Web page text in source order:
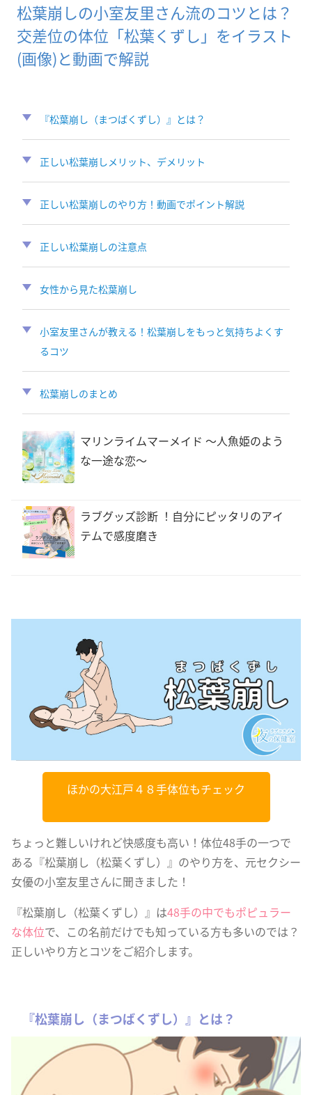
松葉崩しの小室友里さん流のコツとは？
交差位の体位「松葉くずし」をイラスト
(画像)と動画で解説
『松葉崩し（まつばくずし）』とは？
正しい松葉崩しメリット、デメリット
正しい松葉崩しのやり方！動画でポイント解説
正しい松葉崩しの注意点
女性から見た松葉崩し
小室友里さんが教える！松葉崩しをもっと気持ちよくす
るコツ
松葉崩しのまとめ
マリンライムマーメイド 〜人魚姫のよう
な一途な恋〜
ラブグッズ診断 ！自分にピッタリのアイ
テムで感度磨き
ほかの大江戸４８手体位もチェック
ちょっと難しいけれど快感度も高い！体位48手の一つで
ある『松葉崩し（松葉くずし）』のやり方を、元セクシー
女優の小室友里さんに聞きました！
『松葉崩し（松葉くずし）』は48手の中でもポピュラー
な体位で、この名前だけでも知っている方も多いのでは？
正しいやり方とコツをご紹介します。
『松葉崩し（まつばくずし）』とは？